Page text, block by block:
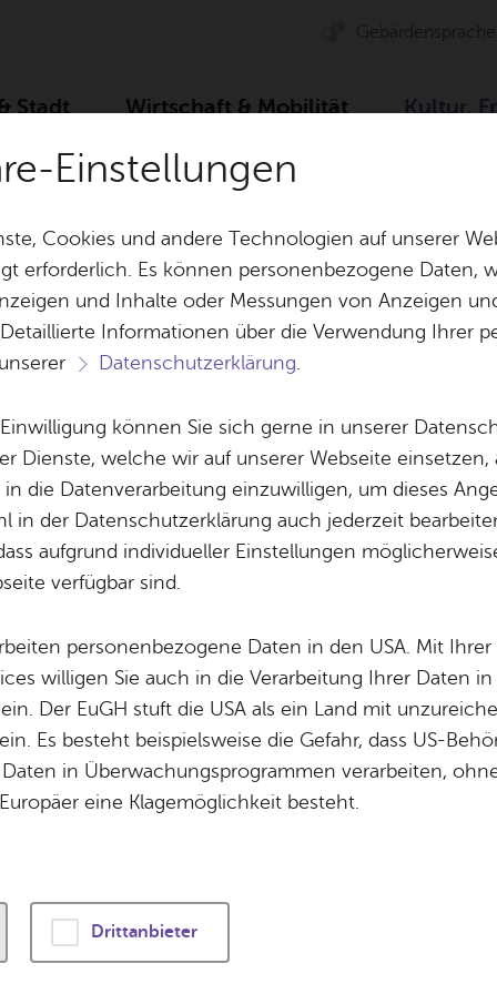
Ge­bär­den­spra­che
Stadt Wirt­schaft & Mo­bi­li­tät Kul­tur,
Bil­der
Jobs
Stel­len­an­ge­bo­te
Bil­dung & Be­treu­ung
Potz­blitz!
Kin­der­be­treu­ung
Schu­len
Bi­blio­the­ken
Fort- & Wei­ter­bil­dung
Mu­sik­schu­le
Stadt­ar­chiv &
Bo­den­see­bi­blio­thek
Pla­nen,
Geo­da­ten &
Bauen,
Stadt­pla­nung
Städ­ti­sche
Zep­pe­lin
Ort­schaf­ten
der Stadt
und
Sport- und
Air-Ki­no,
live er­le­ben
Einstellungen
Cookies und andere Technologien auf unserer
erforderlich. Es können personenbezogene Daten,
und Inhalte oder Messungen von Anzeigen
Informationen über die Verwendung Ihrer
Datenschutzerklärung.
können Sie sich gerne in unserer
Dienste, welche wir auf unserer Webseite einsetzen,
die Datenverarbeitung einzuwilligen, um dieses
in der Datenschutzerklärung auch jederzeit
aufgrund individueller Einstellungen
verfügbar sind.
personenbezogene Daten in den USA. Mit
willigen Sie auch in die Verarbeitung Ihrer Daten
ein. Der EuGH stuft die USA als ein Land mit
Es besteht beispielsweise die Gefahr, dass US-
in Überwachungsprogrammen verarbeiten,
eine Klagemöglichkeit besteht.
Drittanbieter